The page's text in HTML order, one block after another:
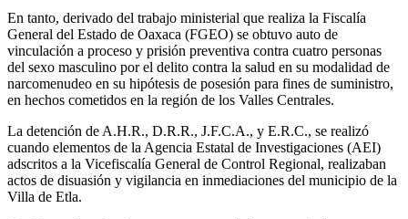
En tanto, derivado del trabajo ministerial que realiza la Fiscalía
General del Estado de Oaxaca (FGEO) se obtuvo auto de
vinculación a proceso y prisión preventiva contra cuatro personas
del sexo masculino por el delito contra la salud en su modalidad de
narcomenudeo en su hipótesis de posesión para fines de suministro,
en hechos cometidos en la región de los Valles Centrales.
La detención de A.H.R., D.R.R., J.F.C.A., y E.R.C., se realizó
cuando elementos de la Agencia Estatal de Investigaciones (AEI)
adscritos a la Vicefiscalía General de Control Regional, realizaban
actos de disuasión y vigilancia en inmediaciones del municipio de la
Villa de Etla.